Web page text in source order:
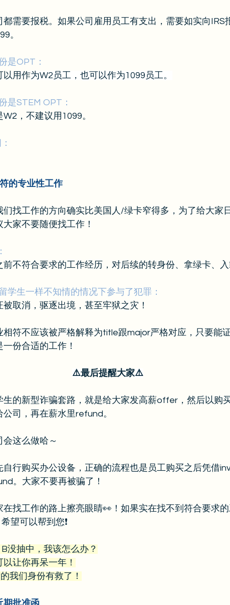
需要报税。如果公司雇用员工有支出，需要如实向IRS
。
是OPT：
以用作为W2员工，也可以作为1099员工。
是STEM OPT：
，不建议用1099。
的专业性工作
们找工作的方向确实比美国人/绿卡窄得多，为了给大家
家不要随便找工作！
不符合要求的工作经历，对后续的转身份、拿绿卡、入
学生一样不知情的情况下参与了犯罪：
取消，驱逐出境，甚至牢狱之灾！
相符不应该被严格解释为title跟major严格对应，只要能
份合适的工作！
⚠️最后提醒大家⚠️
生的新型诈骗套路，就是给大家发高薪offer，然后以购
司，再在薪水里refund。
这么做哈～
自行购买办公设备，正确的流程也是员工购买之后凭借
。大家不要再被骗了！
在找工作的路上擦亮眼睛👀！如果实在找不到符合要求
望可以帮到您❗️
没抽中，我该怎么办？
让你再呆一年！
我们身份有救了！